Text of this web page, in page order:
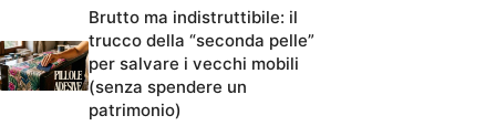
Brutto ma indistruttibile: il
trucco della “seconda pelle”
per salvare i vecchi mobili
(senza spendere un
patrimonio)